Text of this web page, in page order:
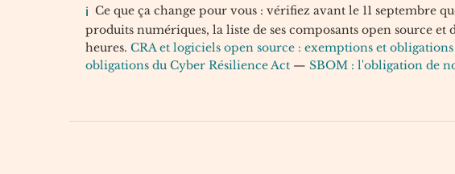
Ce que ça change pour vous : vérifiez avant le 11 septembre
produits numériques, la liste de ses composants open source
heures. CRA et logiciels open source : exemptions et obligations
obligations du Cyber Résilience Act — SBOM : l'obligation de